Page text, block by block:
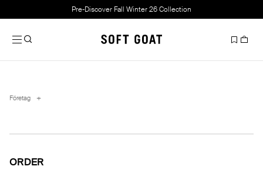
Pre-Discover Fall Winter 26 Collection
Företag +
Order
ORDER